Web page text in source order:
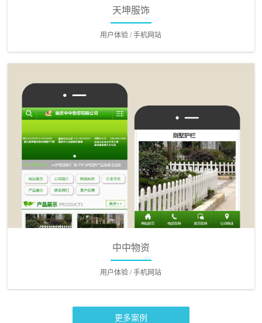
天坤服饰
用户体验 / 手机网站
中中物资
用户体验 / 手机网站
更多案例